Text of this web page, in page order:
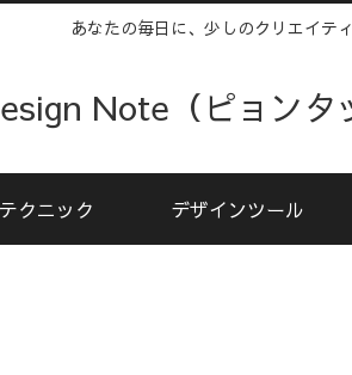
あなたの毎日に、少しのクリエイティ
Note（ピョンタ
クニック デザインツール